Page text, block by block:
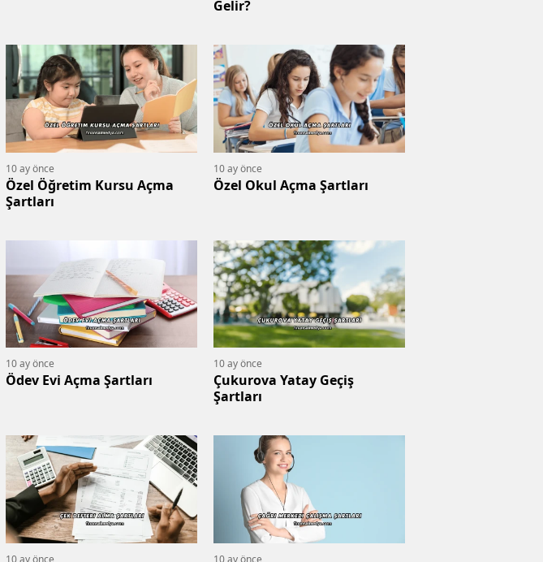
Gelir?
10 ay önce
Özel Öğretim Kursu Açma
Şartları
10 ay önce
Özel Okul Açma Şartları
10 ay önce
Ödev Evi Açma Şartları
10 ay önce
Çukurova Yatay Geçiş
Şartları